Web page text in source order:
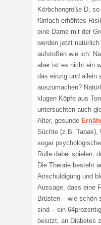
Körbchengröße D,
fünfach erhöhtes
eine Dame mit der
werden jetzt
aufstoßen wie ich:
aber ist es nicht ein
das einzig und allein
auszumachen?
klugen Köpfe aus
untersuchten auch
Alter, gesunde
Süchte (z.B. Tabak),
sogar
Rolle dabei spielen,
Die Theorie besteht
Anschuldigung und
Aussage, dass eine
Brüsten – wie schön
sind – ein
besitzt, an Diabetes